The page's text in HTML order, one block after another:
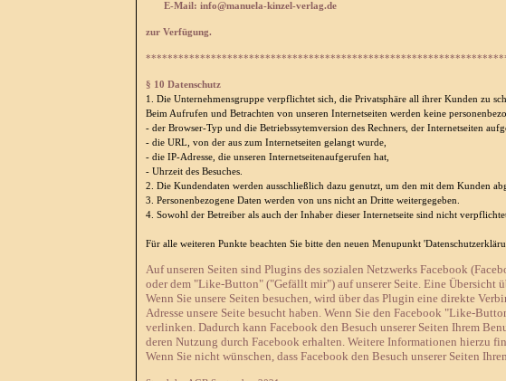
E-Mail: info@manuela-kinzel-verlag.de
zur Verfügung.
§ 10 Datenschutz
1. Die Unternehmensgruppe verpflichtet sich, die Privatsphäre all ihrer Kunden zu
Beim Aufrufen und Betrachten von unseren Internetseiten werden keine
- der Browser-Typ und die Betriebssytemversion des Rechners, der Internetseiten
- die URL, von der aus zum Internetseiten gelangt wurde,
- die IP-Adresse , die unseren Internetseitenaufgerufen hat,
- Uhrzeit des Besuches.
2. Die Kundendaten werden ausschließlich dazu genutzt, um den mit dem Kunden
3. Personenbezogene Daten werden von uns nicht an Dritte weitergegeben.
4. Sowohl der Betreiber als auch der Inhaber dieser Internetseite sind nicht
Für alle weiteren Punkte beachten Sie bitte den neuen Menupunkt
Auf unseren Seiten sind Plugins des sozialen Netzwerks Facebook
oder dem "Like-Button" ("Gefällt mir") auf unserer Seite. Eine
Wenn Sie unsere Seiten besuchen, wird über das Plugin eine direkte
Adresse unsere Seite besucht haben. Wenn Sie den Facebook "Like-
verlinken. Dadurch kann Facebook den Besuch unserer Seiten Ihrem
deren Nutzung durch Facebook erhalten. Weitere Informationen hierzu
Wenn Sie nicht wünschen, dass Facebook den Besuch unserer Seiten